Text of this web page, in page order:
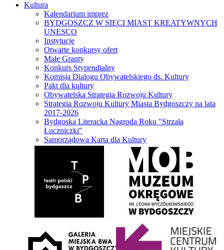
Kultura
Kalendarium imprez
BYDGOSZCZ W SIECI MIAST KREATYWNYCH
UNESCO
Instytucje
Otwarte konkursy ofert
Małe Granty
Konkurs Stypendialny
Komisja Dialogu Obywatelskiego ds. Kultury
Pakt dla kultury
Obywatelska Strategia Rozwoju Kultury
Strategia Rozwoju Kultury Miasta Bydgoszczy na lata
2017-2026
Bydgoska Literacka Nagroda Roku "Strzała
Łuczniczki"
Samorządowa Karta dla Kultury